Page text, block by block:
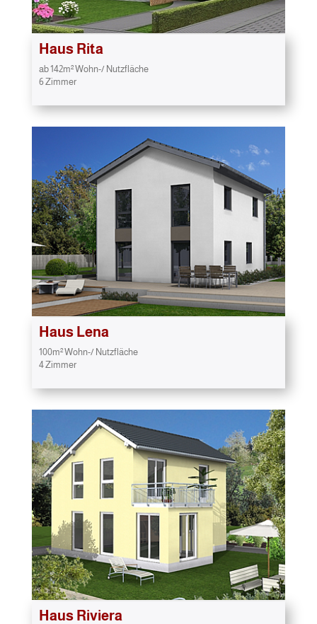
Haus Rita
ab 142m² Wohn-/ Nutzfläche
6 Zimmer
Haus Lena
100m² Wohn-/ Nutzfläche
4 Zimmer
Haus Riviera